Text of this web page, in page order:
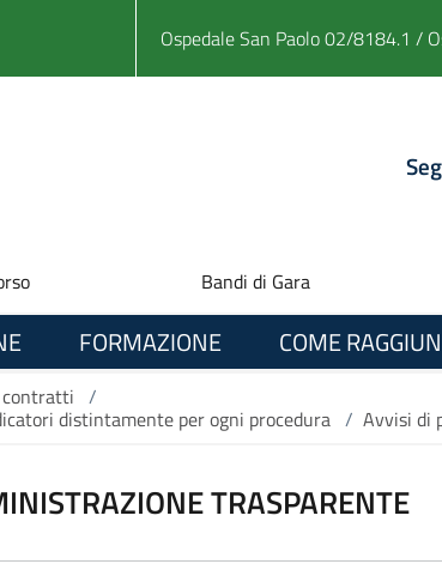
Ospedale San Paolo 02/8184.1 /
Bandi di Gara
FORMAZIONE COME
contratti /
distintamente per ogni procedura / Avvisi di
TRASPARENTE